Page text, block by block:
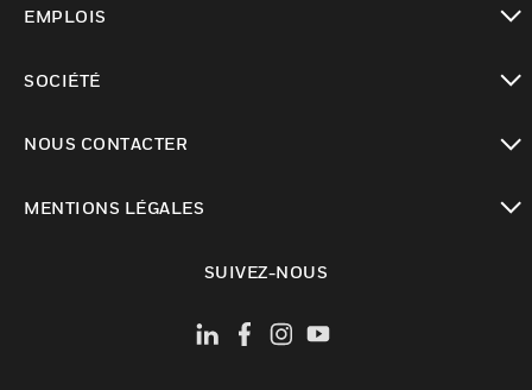
EMPLOIS
SOCIÉTÉ
NOUS CONTACTER
MENTIONS LÉGALES
SUIVEZ-NOUS